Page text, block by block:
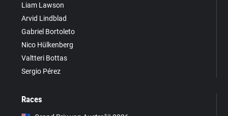
Liam Lawson
Arvid Lindblad
Gabriel Bortoleto
Nico Hülkenberg
Valtteri Bottas
Sergio Pérez
Races